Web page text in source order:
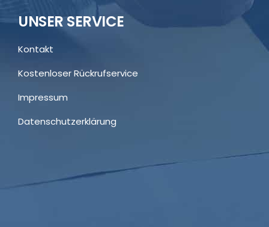
UNSER SERVICE
Kontakt
Kostenloser Rückrufservice
Impressum
Datenschutzerklärung